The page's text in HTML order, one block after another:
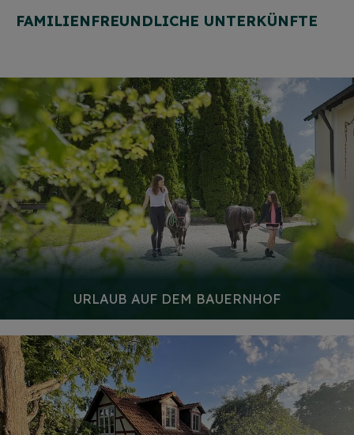
FAMILIENFREUNDLICHE UNTERKÜNFTE
URLAUB AUF DEM BAUERNHOF